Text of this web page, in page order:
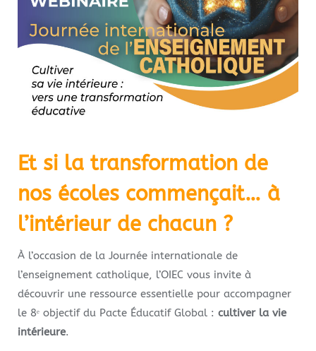
Et si la transformation de
nos écoles commençait… à
l’intérieur de chacun ?
À l’occasion de la Journée internationale de
l’enseignement catholique, l’OIEC vous invite à
découvrir une ressource essentielle pour accompagner
le 8ᵉ objectif du Pacte Éducatif Global : cultiver la vie
intérieure.